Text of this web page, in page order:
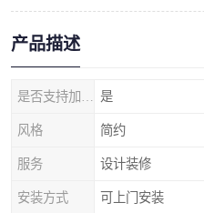
产品描述
是
风格 简约
服务 设计装修
安装方式 可上门安装